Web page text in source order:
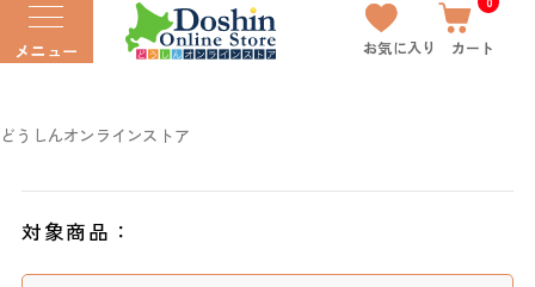
メニュー お気に入り カート
どうしんオンラインストア
対象商品：